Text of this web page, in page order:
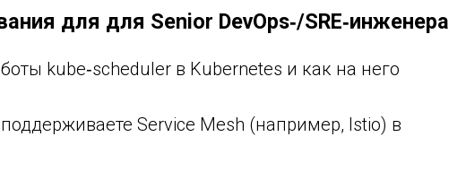
для для Senior DevOps‑/SRE‑инженера
kube‑scheduler в Kubernetes и как на него
Service Mesh (например, Istio) в